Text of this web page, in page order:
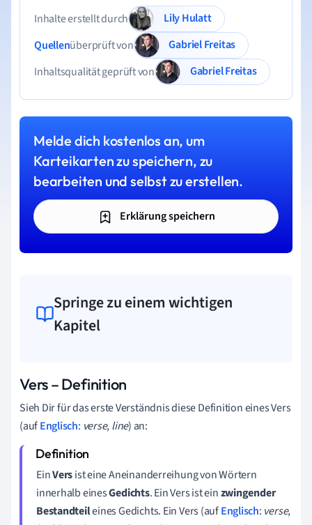
Inhalte erstellt durch
Lily Hulatt
Quellenüberprüft von
Gabriel Freitas
Inhaltsqualität geprüft von
Gabriel Freitas
Melde dich kostenlos an, um
Karteikarten zu speichern, zu
bearbeiten und selbst zu erstellen.
Erklärung speichern
Springe zu einem wichtigen
Kapitel
Vers – Definition
Sieh Dir für das erste Verständnis diese Definition eines Vers
(aufEnglisch: verse,line) an:
EinVersist eine Aneinanderreihung von Wörtern
innerhalb einesGedichts.Ein Vers ist einzwingender
Bestandteileines Gedichts. Ein Vers(aufEnglisch: verse,